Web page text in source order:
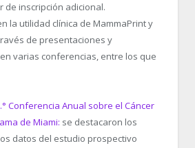
de inscripción adicional.
la utilidad clínica de MammaPrint y
de presentaciones y
varias conferencias, entre los que
° Conferencia Anual sobre el Cáncer
de Miami: se destacaron los
datos del estudio prospectivo